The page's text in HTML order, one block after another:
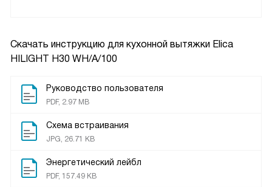
Скачать инструкцию для кухонной вытяжки Elica
HILIGHT H30 WH/A/100
Руководство пользователя
PDF, 2.97 MB
Схема встраивания
JPG, 26.71 KB
Энергетический лейбл
PDF, 157.49 KB